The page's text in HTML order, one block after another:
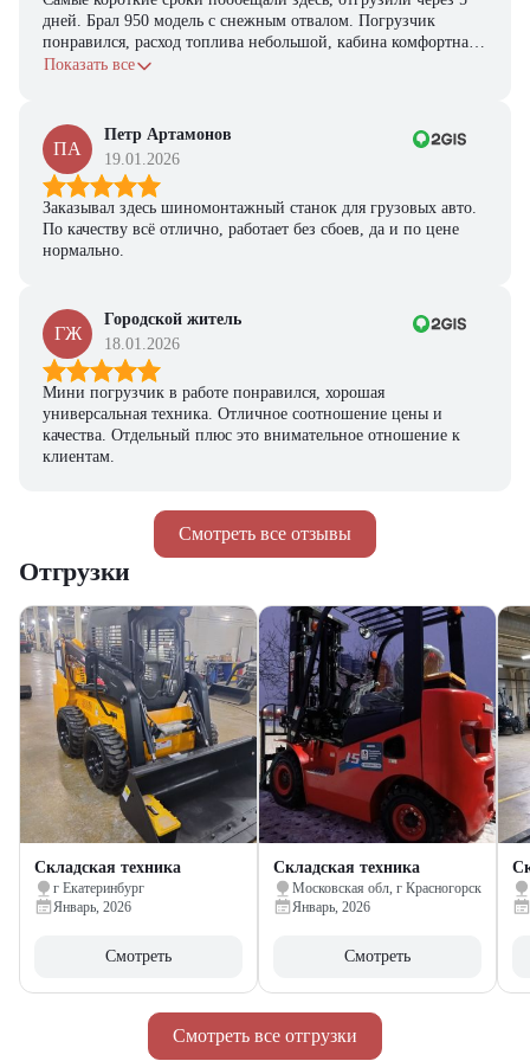
Смотреть все отзывы
дней. Брал 950 модель с снежным отвалом. Погрузчик
понравился, расход топлива небольшой, кабина комфортная,
с задачами справляется.
Показать все
ПА
Петр Артамонов
19.01.2026
Заказывал здесь шиномонтажный станок для грузовых авто.
По качеству всё отлично, работает без сбоев, да и по цене
нормально.
ГЖ
Городской житель
18.01.2026
Мини погрузчик в работе понравился, хорошая
универсальная техника. Отличное соотношение цены и
качества. Отдельный плюс это внимательное отношение к
клиентам.
Смотреть все отгрузки
Отгрузки
Складская техника
г Екатеринбург
Январь, 2026
Смотреть
Складская техника
Московская обл, г Красногорск
Январь, 2026
Смотреть